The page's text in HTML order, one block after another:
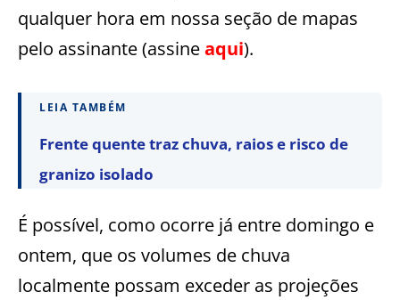
qualquer hora em nossa seção de mapas
pelo assinante (assineaqui).
LEIA TAMBÉM
Frente quente traz chuva, raios e risco de
granizo isolado
É possível, como ocorre já entre domingo e
ontem, que os volumes de chuva
localmente possam exceder as projeções